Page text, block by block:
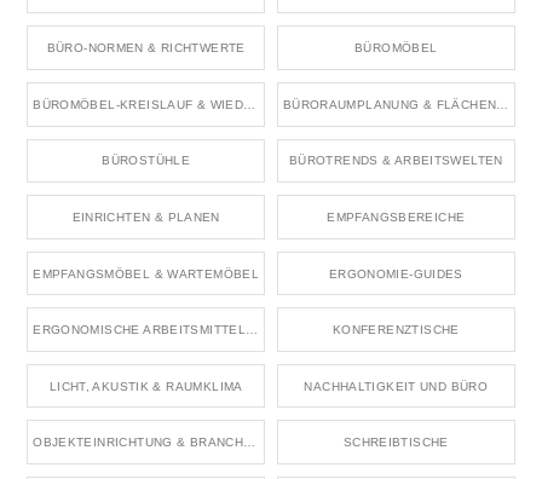
BÜRO-NORMEN & RICHTWERTE BÜROMÖBEL
BÜROSTÜHLE BÜROTRENDS & ARBEITSWELTEN
EINRICHTEN & PLANEN EMPFANGSBEREICHE
EMPFANGSMÖBEL & WARTEMÖBEL ERGONOMIE-GUIDES
KONFERENZTISCHE
LICHT, AKUSTIK & RAUMKLIMA NACHHALTIGKEIT UND BÜRO
OBJEKTEINRICHTUNG & BRANCHENRÄUME SCHREIBTISCHE